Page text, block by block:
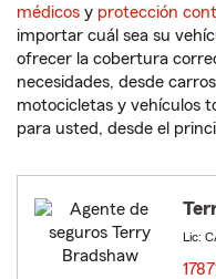
médicos y protección
importar cuál sea su
ofrecer la cobertura
necesidades, desde
motocicletas y vehículos
para usted, desde el
Lic: